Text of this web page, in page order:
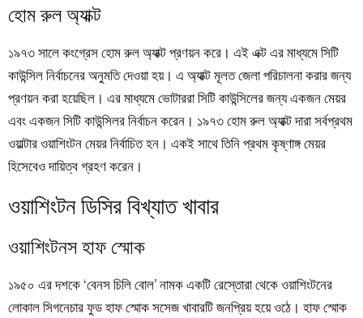
হোম রুল অ্যাক্ট
১৯৭৩ সালে কংগ্রেস হোম রুল অ্যাক্ট প্রণয়ন করে। এই এক্ট এর মাধ্যমে সিটি
কাউন্সিল নির্বাচনের অনুমতি দেওয়া হয়। এ অ্যাক্ট মূলত জেলা পরিচালনা করার জন্য
প্রণয়ন করা হয়েছিল। এর মাধ্যমে ভোটাররা সিটি কাউন্সিলের জন্য একজন মেয়র
এবং একজন সিটি কাউন্সিলর নির্বাচন করেন। ১৯৭৩ হোম রুল অ্যাক্ট দারা সর্বপ্রথম
ওয়াল্টার ওয়াশিংটন মেয়র নির্বাচিত হন। একই সাথে তিনি প্রথম কৃষ্ণাঙ্গ মেয়র
হিসেবেও দায়িত্ব গ্রহণ করেন।
ওয়াশিংটন ডিসির বিখ্যাত খাবার
ওয়াশিংটনস হাফ স্মোক
১৯৫০ এর দশকে ‘বেনস চিলি বোল’ নামক একটি রেস্তোরা থেকে ওয়াশিংটনের
লোকাল সিগনেচার ফুড হাফ স্মোক সসেজ খাবারটি জনপ্রিয় হয়ে ওঠে। হাফ স্মোক